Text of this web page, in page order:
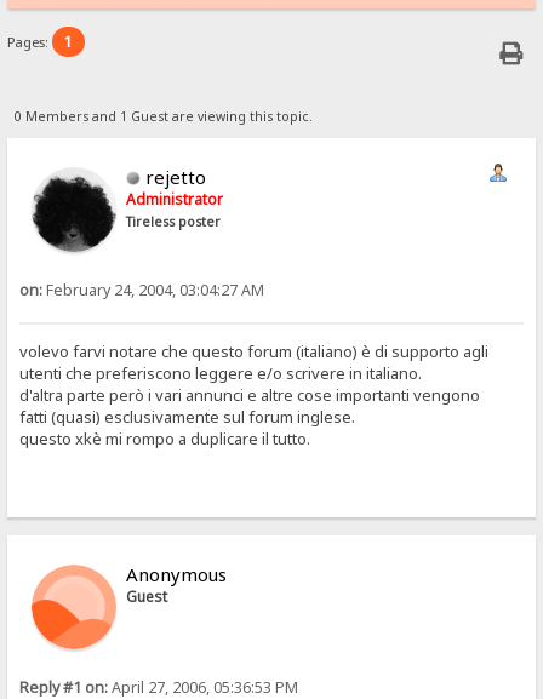
Pages: 1
0 Members and 1 Guest are viewing this topic.
rejetto
Administrator
Tireless poster
on:February 24, 2004, 03:04:27 AM
volevo farvi notare che questo forum (italiano) è di supporto agli
utenti che preferiscono leggere e/o scrivere in italiano.
d'altra parte però i vari annunci e altre cose importanti vengono
fatti (quasi) esclusivamente sul forum inglese.
questo xkè mi rompo a duplicare il tutto.
Anonymous
Guest
Reply #1 on:April 27, 2006, 05:36:53 PM